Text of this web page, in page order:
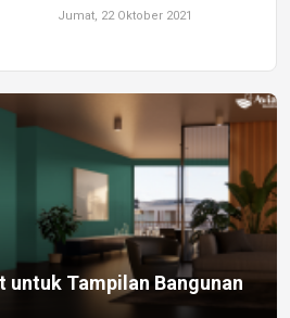
Jumat, 22 Oktober 2021
untuk Tampilan Bangunan